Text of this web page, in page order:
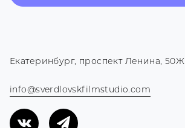
info@sverdlovskfilmstudio.com
Екатеринбург, проспект Ленина, 50Ж